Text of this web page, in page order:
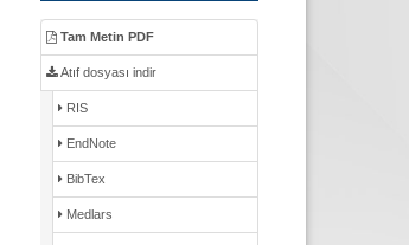
Tam Metin PDF
Atıf dosyası indir
RIS
EndNote
BibTex
Medlars